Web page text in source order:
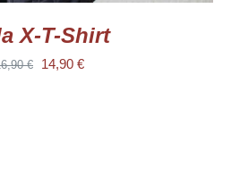
X-T-Shirt
€
Ursprünglicher
14,90 €Aktueller